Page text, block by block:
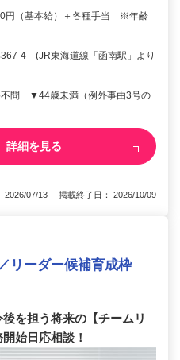
円（基本給）＋各種手当 ※年齢
4 (JR東海道線「函南駅」より
問 ▼44歳未満（例外事由3号の
詳細を見る
2026/07/13 掲載終了日： 2026/10/09
リーダー候補育成枠
を担う将来の【チームリ
始日応相談！